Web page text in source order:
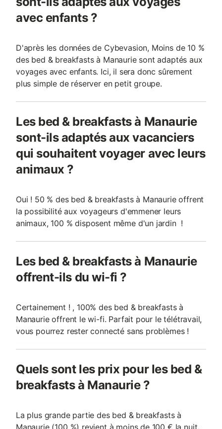
avec enfants ?
D'après les données de Cybevasion, Moins de 10 %
des bed & breakfasts à Manaurie sont adaptés aux
voyages avec enfants. Ici, il sera donc sûrement
plus simple de réserver en petit groupe.
Les bed & breakfasts à Manaurie
sont-ils adaptés aux vacanciers
qui souhaitent voyager avec leurs
animaux ?
Oui ! 50 % des bed & breakfasts à Manaurie offrent
la possibilité aux voyageurs d'emmener leurs
animaux, 100 % disposent même d'un jardin !
Les bed & breakfasts à Manaurie
offrent-ils du wi-fi ?
Certainement ! , 100% des bed & breakfasts à
Manaurie offrent le wi-fi. Parfait pour le télétravail,
vous pourrez rester connecté sans problèmes !
Quels sont les prix pour les bed &
breakfasts à Manaurie ?
La plus grande partie des bed & breakfasts à
Manaurie (100 %) revient à moins de 100 € la nuit.